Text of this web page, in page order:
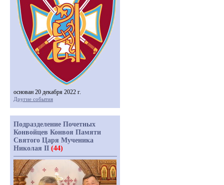
основан 20 декабря 2022 г.
Другие события
Подразделение Почетных
Конвойцев Конвоя Памяти
Святого Царя Мученика
Николая II (44)